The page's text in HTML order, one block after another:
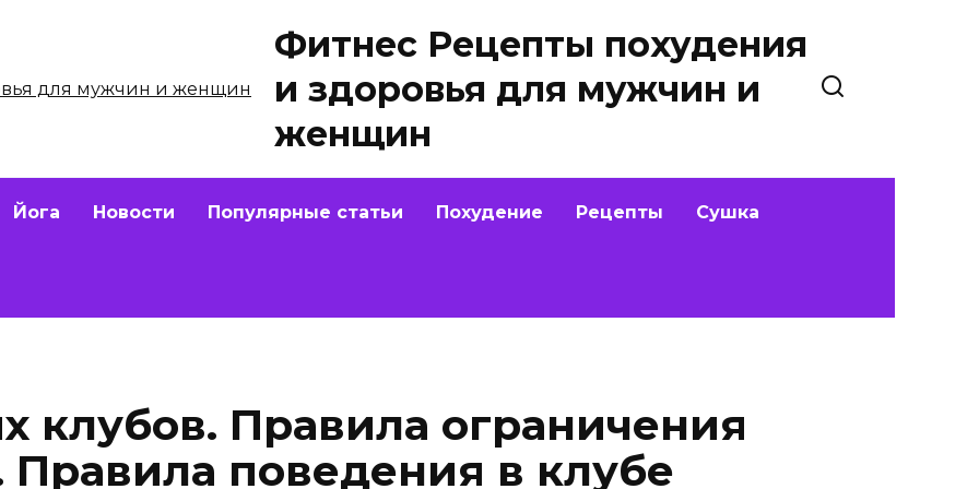
Фитнес Рецепты похудения
и здоровья для мужчин и
женщин
Йога Новости Популярные статьи Похудение Рецепты Сушка
клубов. Правила ограничения
Правила поведения в клубе